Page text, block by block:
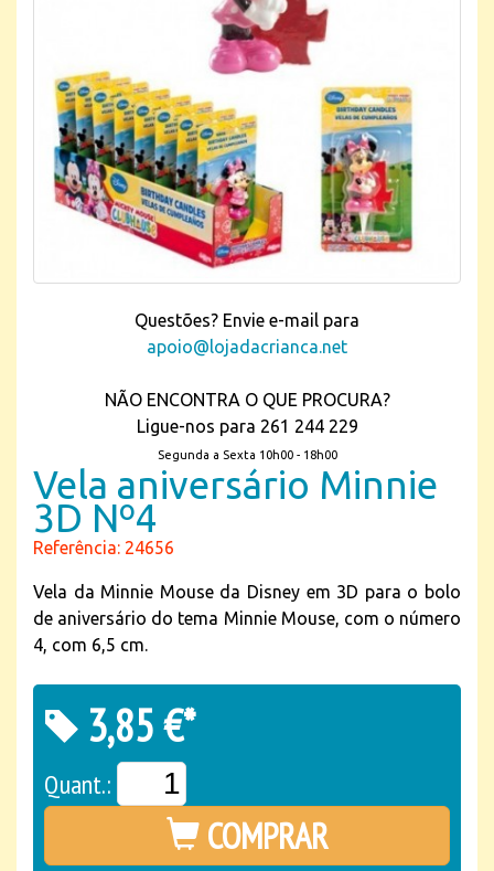
Questões? Envie e-mail para
apoio@lojadacrianca.net
NÃO ENCONTRA O QUE PROCURA?
Ligue-nos para 261 244 229
Segunda a Sexta 10h00 - 18h00
Vela aniversário Minnie
3D Nº4
Referência: 24656
Vela da Minnie Mouse da Disney em 3D para o bolo
de aniversário do tema Minnie Mouse, com o número
4, com 6,5 cm.
3,85 €*
Quant.:
COMPRAR